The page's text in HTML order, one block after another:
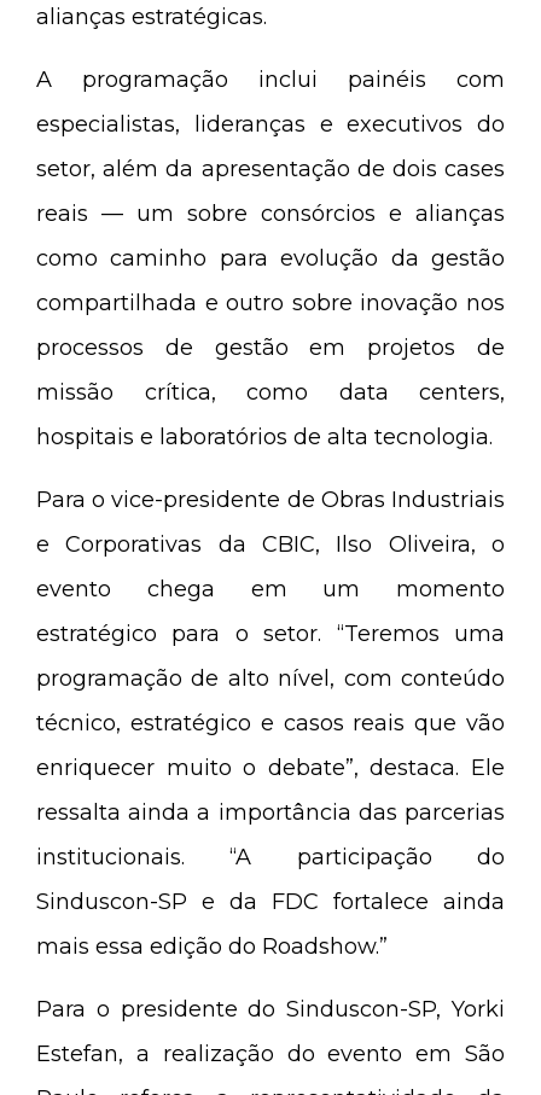
alianças estratégicas.
A programação inclui painéis com
especialistas, lideranças e executivos do
setor, além da apresentação de dois cases
reais — um sobre consórcios e alianças
como caminho para evolução da gestão
compartilhada e outro sobre inovação nos
processos de gestão em projetos de
missão crítica, como data centers,
hospitais e laboratórios de alta tecnologia.
Para o vice-presidente de Obras Industriais
e Corporativas da CBIC, Ilso Oliveira, o
evento chega em um momento
estratégico para o setor. “Teremos uma
programação de alto nível, com conteúdo
técnico, estratégico e casos reais que vão
enriquecer muito o debate”, destaca. Ele
ressalta ainda a importância das parcerias
institucionais. “A participação do
Sinduscon-SP e da FDC fortalece ainda
mais essa edição do Roadshow.”
Para o presidente do Sinduscon-SP, Yorki
Estefan, a realização do evento em São